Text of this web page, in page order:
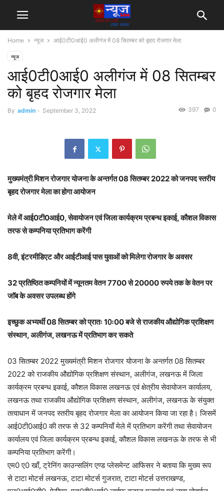
Home न्यूज आई0टी0आई0 अलीगंज में 08 सितम्बर को बृहद रोजगार मेला
न्यूज
आई0टी0आई0 अलीगंज में 08 सितम्बर
को बृहद रोजगार मेला
By admin - September 3, 2022 0
397
मुख्यमंत्री मिशन रोजगार योजना के अन्तर्गत 08 सितम्बर 2022 को जनपद स्तरीय
बृहद रोजगार मेला का होगा आयोजन
मेले में आई0टी0आई0, सेवायोजन एवं जिला कार्यक्रम प्रबन्ध इकाई, कौशल विकास
तरफ से कम्पनिया प्रतिभाग करेंगी
8वी, इंटरमीडिएट और आईटीआई पास युवाओं को मिलेगा रोजगार के अवसर
32 प्रतिष्ठित कम्पनियों में न्यूनतम वेतन 7700 से 20000 रुपये तक के वेतन पर
जाॅब के अवसर उपलब्ध होंगे
इच्छुक अभ्यर्थी 08 सितम्बर को प्रातः 10ः00 बजे से राजकीय औद्योगिक प्रशिक्षण
संस्थान, अलीगंज, लखनऊ में प्रतिभाग कर सकते
03 सितम्बर 2022 मुख्यमंत्री मिशन रोजगार योजना के अन्तर्गत 08 सितम्बर
2022 को राजकीय औद्योगिक प्रशिक्षण संस्थान, अलीगंज, लखनऊ में जिला
कार्यक्रम प्रबन्ध इकाई, कौशल विकास लखनऊ एवं क्षेत्रीय सेवायोजन कार्यालय,
लखनऊ तथा राजकीय औद्योगिक प्रशिक्षण संस्थान, अलीगंज, लखनऊ के संयुक्त
तत्वाधान में जनपद स्तरीय बृहद रोजगार मेला का आयोजन किया जा रहा है। जिसमें
आई0टी0आई0 की तरफ से 32 कम्पनियाँ मेले में प्रतिभाग करेंगी तथा सेवायोजन
कार्यालय एवं जिला कार्यक्रम प्रबन्ध इकाई, कौशल विकास लखनऊ के तरफ से भी
कम्पनिया प्रतिभाग करेंगी।
एम0 ए0 खाँ, ट्रेनिंग काउन्सलिंग एण्ड प्लेसमेन्ट आफिसर ने बताया कि मुख्य रूप
से टाटा मोटर्स लखनऊ, टाटा मोटर्स गुजरात, टाटा मोटर्स उत्तराखण्ड,